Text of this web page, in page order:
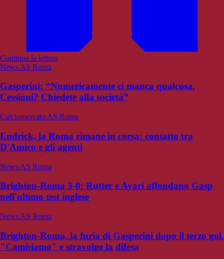
Continua la lettura
News AS Roma
Gasperini: “Numericamente ci manca qualcosa.
Cessioni? Chiedete alla società”
Calciomercato AS Roma
Endrick, la Roma rimane in corsa: contatto tra
D'Amico e gli agenti
News AS Roma
Brighton-Roma 3-0: Rutter e Ayari affondano Gasp
nell'ultimo test inglese
News AS Roma
Brighton-Roma, la furia di Gasperini dopo il terzo gol.
"Cambiamo" e stravolge la difesa